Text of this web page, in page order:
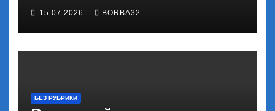
15.07.2026 BORBA32
БЕЗ РУБРИКИ